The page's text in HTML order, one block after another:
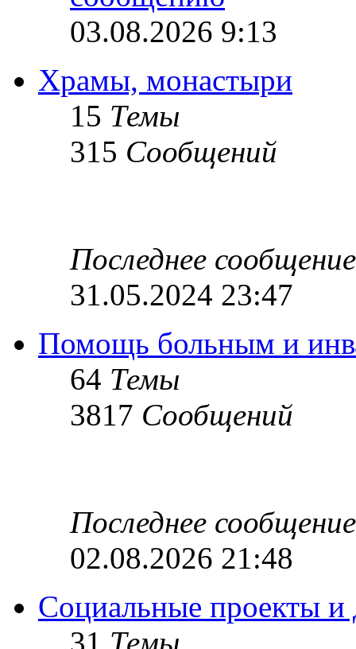
03.08.2026 9:13
Храмы, монастыри
15 Темы
315 Сообщений
Последнее сообщение
31.05.2024 23:47
Помощь больным и
64 Темы
3817 Сообщений
Последнее сообщение
02.08.2026 21:48
Социальные проекты и